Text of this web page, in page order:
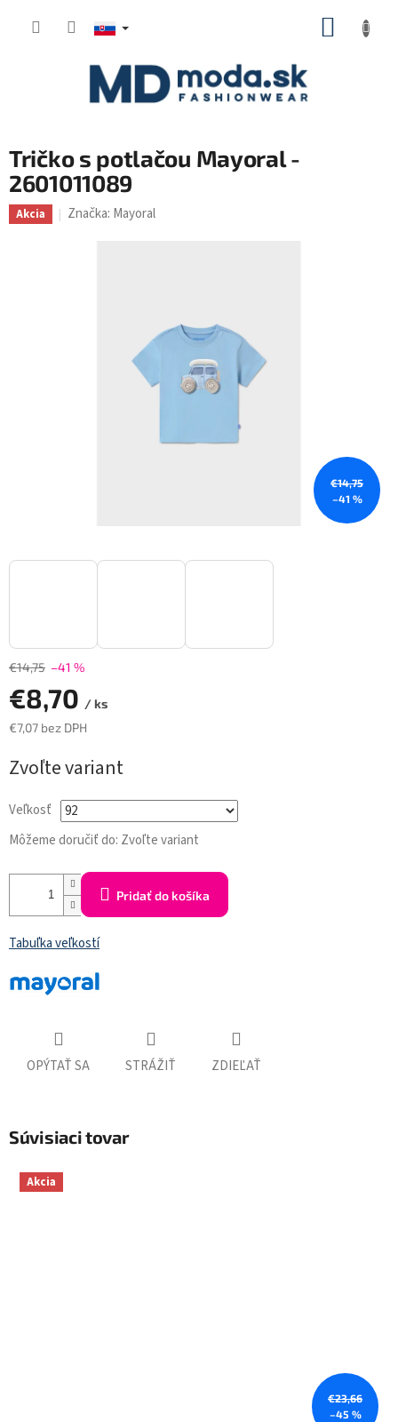
Tričko s potlačou Mayoral -
2601011089
Akcia Značka: Mayoral
€14,75
–41 %
€14,75 –41 %
€8,70 / ks
€7,07 bez DPH
cena:
Zvoľte variant
Veľkosť
Môžeme doručiť do: Zvoľte variant
Pridať do košíka
Tabuľka veľkostí
OPÝTAŤ SA STRÁŽIŤ ZDIEĽAŤ
Súvisiaci tovar
Akcia
€23,66
–45 %